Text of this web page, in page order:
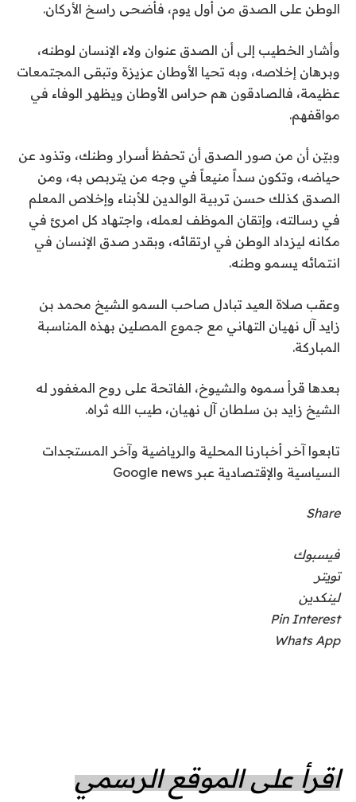
الوطن على الصدق من أول يوم، فأضحى راسخ الأركان.
وأشار الخطيب إلى أن الصدق عنوان ولاء الإنسان لوطنه،
وبرهان إخلاصه، وبه تحيا الأوطان عزيزة وتبقى المجتمعات
عظيمة، فالصادقون هم حراس الأوطان ويظهر الوفاء في
مواقفهم.
وبيّن أن من صور الصدق أن تحفظ أسرار وطنك، وتذود عن
حياضه، وتكون سداً منيعاً في وجه من يتربص به، ومن
الصدق كذلك حسن تربية الوالدين للأبناء وإخلاص المعلم
في رسالته، وإتقان الموظف لعمله، واجتهاد كل امرئ في
مكانه ليزداد الوطن في ارتقائه، وبقدر صدق الإنسان في
انتمائه يسمو وطنه.
وعقب صلاة العيد تبادل صاحب السمو الشيخ محمد بن
زايد آل نهيان التهاني مع جموع المصلين بهذه المناسبة
المباركة.
بعدها قرأ سموه والشيوخ، الفاتحة على روح المغفور له
الشيخ زايد بن سلطان آل نهيان، طيب الله ثراه.
تابعوا آخر أخبارنا المحلية والرياضية وآخر المستجدات
السياسية والإقتصادية عبر Google news
Share
فيسبوك
تويتر
لينكدين
Pin Interest
Whats App
اقرأ على الموقع الرسمي